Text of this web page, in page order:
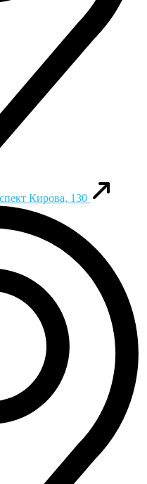
Кирова, 130